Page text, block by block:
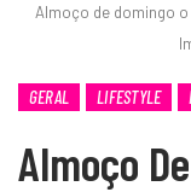
Almoço de domingo
GERAL LIFESTYLE
Almoço